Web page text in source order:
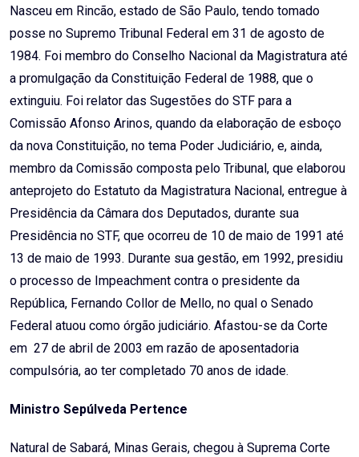
Nasceu em Rincão, estado de São Paulo, tendo tomado
posse no Supremo Tribunal Federal em 31 de agosto de
1984. Foi membro do Conselho Nacional da Magistratura até
a promulgação da Constituição Federal de 1988, que o
extinguiu. Foi relator das Sugestões do STF para a
Comissão Afonso Arinos, quando da elaboração de esboço
da nova Constituição, no tema Poder Judiciário, e, ainda,
membro da Comissão composta pelo Tribunal, que elaborou
anteprojeto do Estatuto da Magistratura Nacional, entregue à
Presidência da Câmara dos Deputados, durante sua
Presidência no STF, que ocorreu de 10 de maio de 1991 até
13 de maio de 1993. Durante sua gestão, em 1992, presidiu
o processo de Impeachment contra o presidente da
República, Fernando Collor de Mello, no qual o Senado
Federal atuou como órgão judiciário. Afastou-se da Corte
em 27 de abril de 2003 em razão de aposentadoria
compulsória, ao ter completado 70 anos de idade.
Ministro Sepúlveda Pertence
Natural de Sabará, Minas Gerais, chegou à Suprema Corte